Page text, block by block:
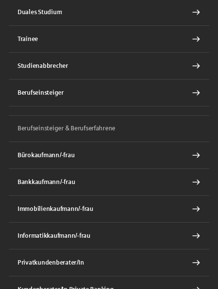
Duales Studium
Trainee
Studienabbrecher
Berufseinsteiger
Berufseinsteiger & Berufserfahrene
Bürokaufmann/-frau
Bankkaufmann/-frau
Immobilienkaufmann/-frau
Informatikkaufmann/-frau
Privatkundenberater/In